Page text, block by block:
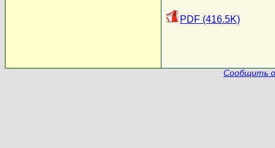
PDF (416.5K)
Сообщить о